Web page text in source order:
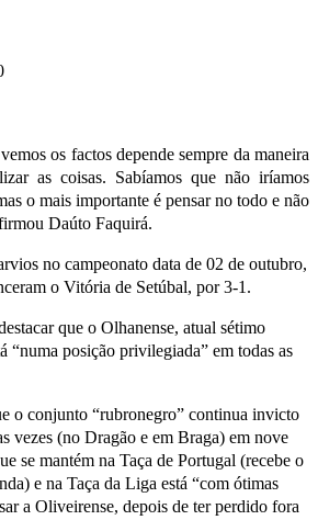
os factos depende sempre da maneira
as coisas. Sabíamos que não iríamos
o mais importante é pensar no todo e não
Daúto Faquirá.
no campeonato data de 02 de outubro,
o Vitória de Setúbal, por 3-1.
que o Olhanense, atual sétimo
“numa posição privilegiada” em todas as
o conjunto “rubronegro” continua invicto
vezes (no Dragão e em Braga) em nove
se mantém na Taça de Portugal (recebe o
e na Taça da Liga está “com ótimas
a Oliveirense, depois de ter perdido fora